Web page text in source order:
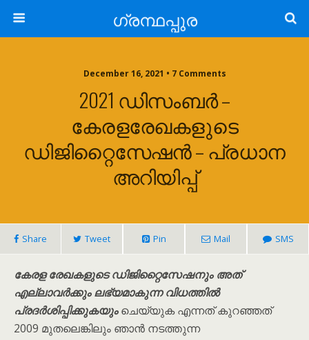
ഗ്രന്ഥപ്പുര
December 16, 2021 • 7 Comments
2021 ഡിസംബർ –
കേരളരേഖകളുടെ
ഡിജിറ്റൈസേഷൻ – പ്രധാന
അറിയിപ്പ്
Share Tweet Pin Mail SMS
കേരള രേഖകളുടെ ഡിജിറ്റൈസേഷനും അത്
എല്ലാവർക്കും ലഭ്യമാകുന്ന വിധത്തിൽ
പ്രദർശിപ്പിക്കുകയുംചെയ്യുക എന്നത് കുറഞ്ഞത്
2009 മുതലെങ്കിലും ഞാൻ നടത്തുന്ന